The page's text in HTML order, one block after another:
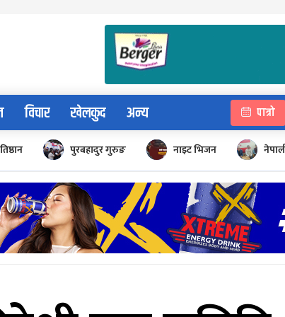
विचार खेलकुद अन्य पात्रो
पुरबहादुर गुरुङ नाइट भिजन